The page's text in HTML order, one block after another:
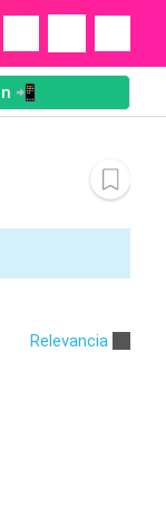
📲
Relevancia